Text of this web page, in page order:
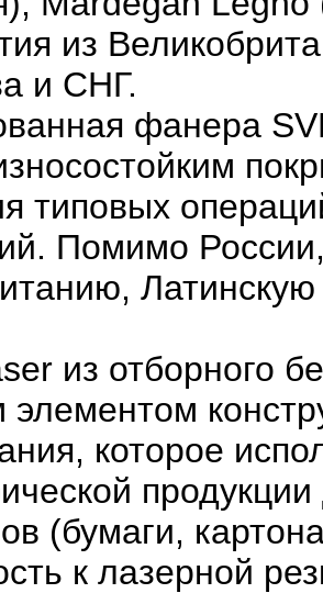
из
и СНГ.
фанера
типовых
Помимо
из отборного
элементом
которое
(бумаги,
к лазерной